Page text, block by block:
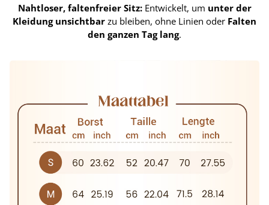
Nahtloser, faltenfreier Sitz:Entwickelt, um unter der
Kleidung unsichtbar zu bleiben, ohne Linien oder Falten
den ganzen Tag lang.